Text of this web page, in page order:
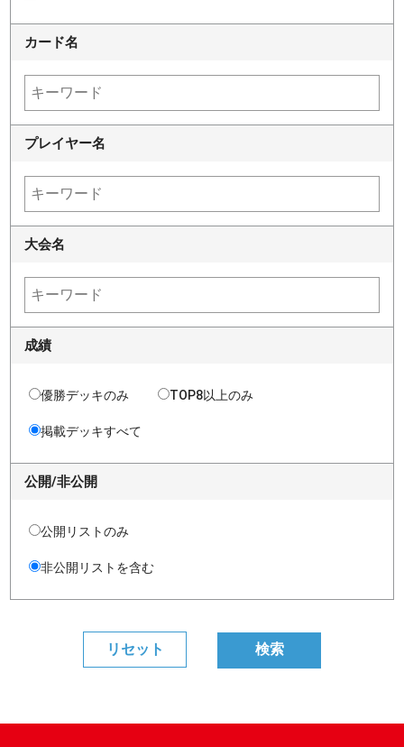
カード名
プレイヤー名
大会名
成績
優勝デッキのみ TOP8以上のみ
掲載デッキすべて
公開/非公開
公開リストのみ
非公開リストを含む